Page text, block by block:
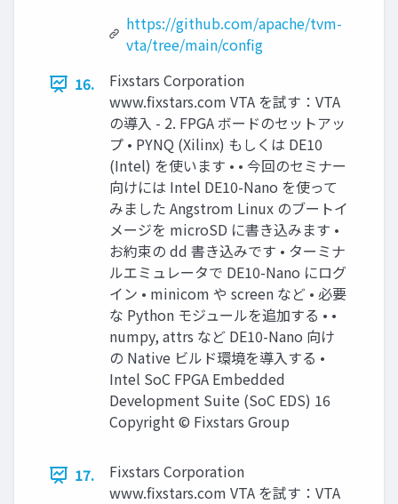
https://github.com/apache/tvm-
vta/tree/main/config
16.
Fixstars Corporation
www.ﬁxstars.com VTA を試す：VTA
の導入 - 2. FPGA ボードのセットアッ
プ • PYNQ (Xilinx) もしくは DE10
(Intel) を使います • • 今回のセミナー
向けには Intel DE10-Nano を使って
みました Angstrom Linux のブートイ
メージを microSD に書き込みます •
お約束の dd 書き込みです • ターミナ
ルエミュレータで DE10-Nano にログ
イン • minicom や screen など • 必要
な Python モジュールを追加する • •
numpy, attrs など DE10-Nano 向け
の Native ビルド環境を導入する •
Intel SoC FPGA Embedded
Development Suite (SoC EDS) 16
Copyright © Fixstars Group
17.
Fixstars Corporation
www.ﬁxstars.com VTA を試す：VTA